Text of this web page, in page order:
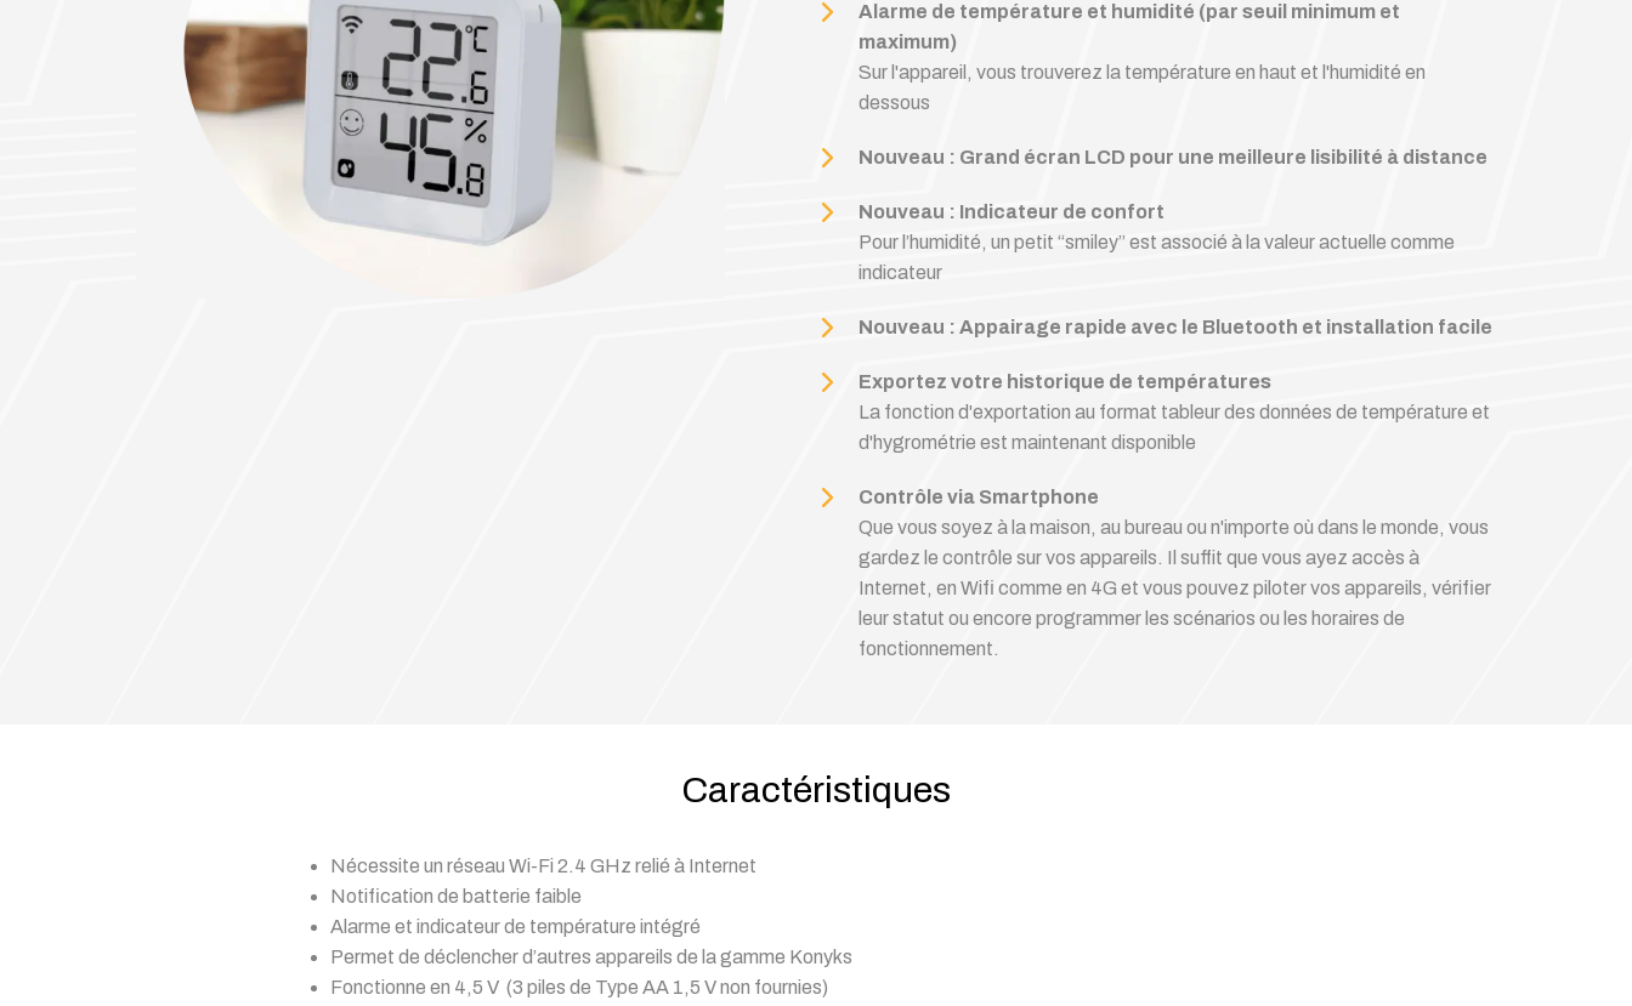
Alarme de température et humidité (par seuil minimum et
maximum)
Sur l'appareil, vous trouverez la température en haut et l'humidité en
dessous
Nouveau : Grand écran LCD pour une meilleure lisibilité à distance
Nouveau : Indicateur de confort
Pour l’humidité, un petit “smiley” est associé à la valeur actuelle comme
indicateur
Nouveau : Appairage rapide avec le Bluetooth et installation facile
Exportez votre historique de températures
La fonction d'exportation au format tableur des données de température et
d'hygrométrie est maintenant disponible
Contrôle via Smartphone
Que vous soyez à la maison, au bureau ou n'importe où dans le monde, vous
gardez le contrôle sur vos appareils. Il suffit que vous ayez accès à
Internet, en Wifi comme en 4G et vous pouvez piloter vos appareils, vérifier
leur statut ou encore programmer les scénarios ou les horaires de
fonctionnement.
Caractéristiques
Nécessite un réseau Wi-Fi 2.4 GHz relié à Internet
Notification de batterie faible
Alarme et indicateur de température intégré
Permet de déclencher d’autres appareils de la gamme Konyks
Fonctionne en 4,5 V (3 piles de Type AA 1,5 V non fournies)